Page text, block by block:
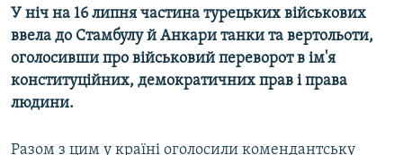
пошуку
ІНТЕРВ'Ю
ВСЕ ЗА ДЕНЬ
СПЕЦПРОЕКТИ
ДЕПОРТАЦІЯ
ЯК ОБІЙТИ БЛОКУВАННЯ
У ніч на 16 липня частина турецьких військових
ввела до Стамбулу й Анкари танки та вертольоти,
оголосивши про військовий переворот в ім'я
конституційних, демократичних прав і права
людини.
Разом з цим у країні оголосили комендантську